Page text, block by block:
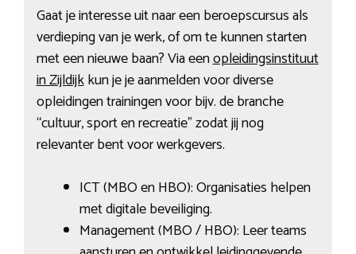
Gaat je interesse uit naar een beroepscursus als
verdieping van je werk, of om te kunnen starten
met een nieuwe baan? Via eenopleidingsinstituut
in Zijldijkkun je je aanmelden voor diverse
opleidingen trainingen voor bijv. de branche
“cultuur, sport en recreatie” zodat jij nog
relevanter bent voor werkgevers.
ICT (MBO en HBO): Organisaties helpen
met digitale beveiliging.
Management (MBO / HBO): Leer teams